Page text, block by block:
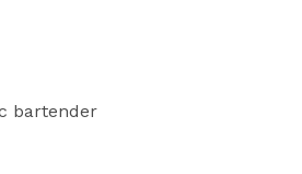
bartender